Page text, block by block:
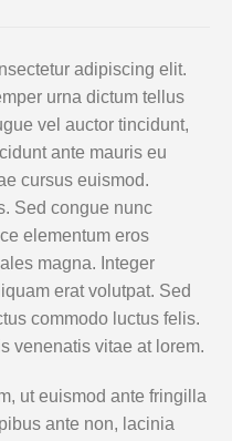
adipiscing elit.
urna dictum tellus
vel auctor tincidunt,
ante mauris eu
cursus euismod.
Sed congue nunc
elementum eros
magna. Integer
erat volutpat. Sed
commodo luctus felis.
venenatis vitae at lorem.
ut euismod ante fringilla
ante non, lacinia